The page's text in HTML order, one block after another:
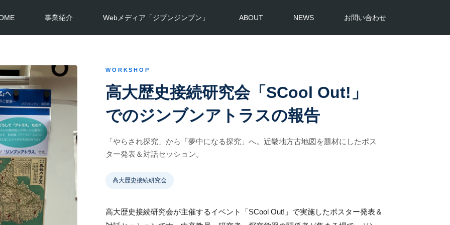
事業紹介 Webメディア「ジブンジンブン」 ABOUT NEWS お問い合わせ
WORKSHOP
高大歴史接続研究会「SCool Out!」
でのジンブンアトラスの報告
「やらされ探究」から「夢中になる探究」へ。近畿地方古地図を題材にしたポス
ター発表＆対話セッション。
高大歴史接続研究会
高大歴史接続研究会が主催するイベント「SCool Out!」で実施したポスター発表＆